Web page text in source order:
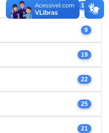
17
9
19
22
25
21